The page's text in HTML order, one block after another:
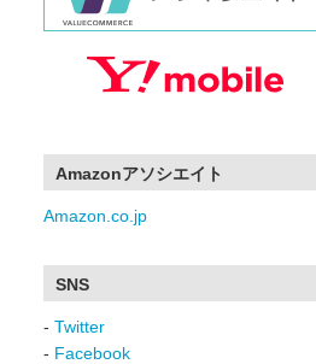
Amazonアソシエイト
Amazon.co.jp
SNS
- Twitter
- Facebook